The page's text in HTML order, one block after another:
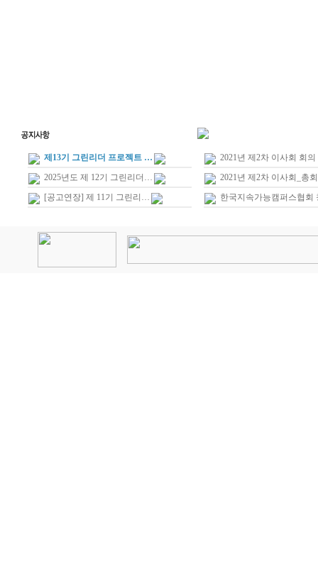
제13기 그린리더 프로젝트 …
2025년도 제 12기 그린리더…
[공고연장] 제 11기 그린리…
2021년 제2차 이사회 회
2021년 제2차 이사회_총
한국지속가능캠퍼스협